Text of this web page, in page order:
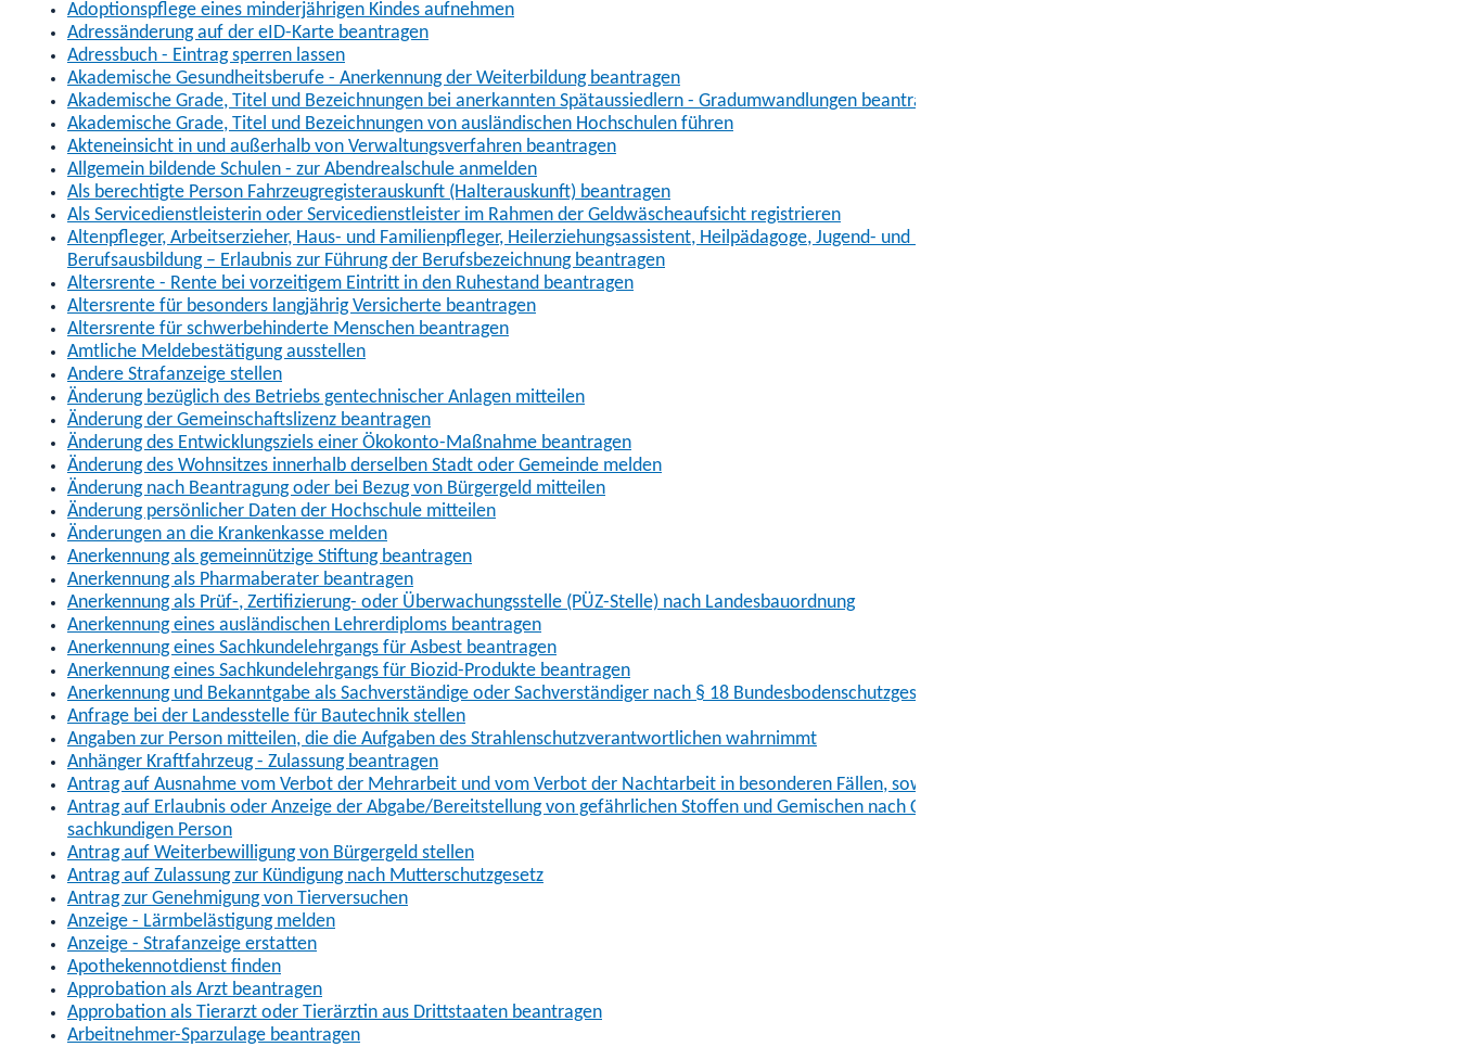
Adoptionspflege eines minderjährigen Kindes aufnehmen
Adressänderung auf der eID-Karte beantragen
Adressbuch - Eintrag sperren lassen
Akademische Gesundheitsberufe - Anerkennung der Weiterbildung beantragen
Akademische Grade, Titel und Bezeichnungen bei anerkannten Spätaussiedlern - Gradumwandlungen beantragen
Akademische Grade, Titel und Bezeichnungen von ausländischen Hochschulen führen
Akteneinsicht in und außerhalb von Verwaltungsverfahren beantragen
Allgemein bildende Schulen - zur Abendrealschule anmelden
Als berechtigte Person Fahrzeugregisterauskunft (Halterauskunft) beantragen
Als Servicedienstleisterin oder Servicedienstleister im Rahmen der Geldwäscheaufsicht registrieren
Altenpfleger, Arbeitserzieher, Haus- und Familienpfleger, Heilerziehungsassistent, Heilpädagoge, Jugend- und Heimerzieher, Sozialarbeiter, Sozialpädagoge mit ausländischer
Berufsausbildung – Erlaubnis zur Führung der Berufsbezeichnung beantragen
Altersrente - Rente bei vorzeitigem Eintritt in den Ruhestand beantragen
Altersrente für besonders langjährig Versicherte beantragen
Altersrente für schwerbehinderte Menschen beantragen
Amtliche Meldebestätigung ausstellen
Andere Strafanzeige stellen
Änderung bezüglich des Betriebs gentechnischer Anlagen mitteilen
Änderung der Gemeinschaftslizenz beantragen
Änderung des Entwicklungsziels einer Ökokonto-Maßnahme beantragen
Änderung des Wohnsitzes innerhalb derselben Stadt oder Gemeinde melden
Änderung nach Beantragung oder bei Bezug von Bürgergeld mitteilen
Änderung persönlicher Daten der Hochschule mitteilen
Änderungen an die Krankenkasse melden
Anerkennung als gemeinnützige Stiftung beantragen
Anerkennung als Pharmaberater beantragen
Anerkennung als Prüf-, Zertifizierung- oder Überwachungsstelle (PÜZ-Stelle) nach Landesbauordnung
Anerkennung eines ausländischen Lehrerdiploms beantragen
Anerkennung eines Sachkundelehrgangs für Asbest beantragen
Anerkennung eines Sachkundelehrgangs für Biozid-Produkte beantragen
Anerkennung und Bekanntgabe als Sachverständige oder Sachverständiger nach § 18 Bundesbodenschutzgesetz
Anfrage bei der Landesstelle für Bautechnik stellen
Angaben zur Person mitteilen, die die Aufgaben des Strahlenschutzverantwortlichen wahrnimmt
Anhänger Kraftfahrzeug - Zulassung beantragen
Antrag auf Ausnahme vom Verbot der Mehrarbeit und vom Verbot der Nachtarbeit in besonderen Fällen, sowie der Art der Arbeit und dem Arbeitstempo
Antrag auf Erlaubnis oder Anzeige der Abgabe/Bereitstellung von gefährlichen Stoffen und Gemischen nach ChemVerbotsV sowie Änderungsanzeigen bei Wechsel der
sachkundigen Person
Antrag auf Weiterbewilligung von Bürgergeld stellen
Antrag auf Zulassung zur Kündigung nach Mutterschutzgesetz
Antrag zur Genehmigung von Tierversuchen
Anzeige - Lärmbelästigung melden
Anzeige - Strafanzeige erstatten
Apothekennotdienst finden
Approbation als Arzt beantragen
Approbation als Tierarzt oder Tierärztin aus Drittstaaten beantragen
Arbeitnehmer-Sparzulage beantragen